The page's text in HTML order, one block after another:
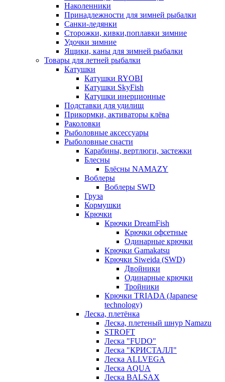
Наколенники
Принадлежности для зимней рыбалки
Санки-ледянки
Сторожки, кивки,поплавки зимние
Удочки зимние
Ящики, каны для зимней рыбалки
Товары для летней рыбалки
Катушки
Катушки RYOBI
Катушки SkyFish
Катушки инерционные
Подставки для удилищ
Прикормки, активаторы клёва
Раколовки
Рыболовные аксессуары
Рыболовные снасти
Карабины, вертлюги, застежки
Блесны
Блёсны NAMAZY
Воблеры
Воблеры SWD
Груза
Кормушки
Крючки
Крючки DreamFish
Крючки офсетные
Одинарные крючки
Крючки Gamakatsu
Крючки Siweida (SWD)
Двойники
Одинарные крючки
Тройники
Крючки TRIADA (Japanese
technology)
Леска, плетёнка
Леска, плетеный шнур Namazu
STROFT
Леска "FUDO"
Леска "КРИСТАЛЛ"
Леска ALLVEGA
Леска AQUA
Леска BALSAX